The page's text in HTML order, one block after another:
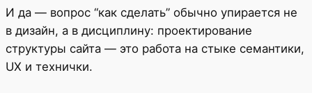
И да — вопрос “как сделать” обычно упирается не
в дизайн, а в дисциплину: проектирование
структуры сайта — это работа на стыке семантики,
UX и технички.